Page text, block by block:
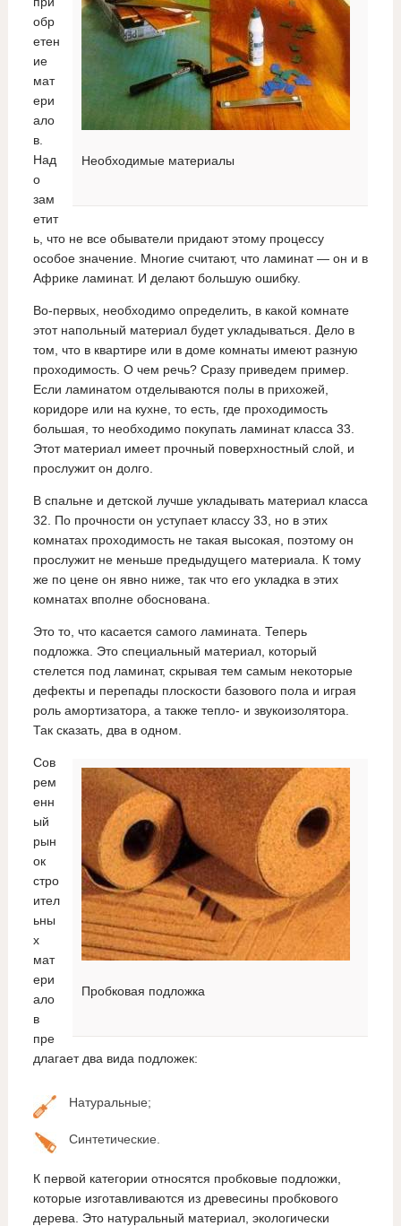
Необходимые материалы
обр
етен
ие
мат
ери
ало
в.
Над
о
зам
етит
ь, что не все обыватели придают этому процессу
особое значение. Многие считают, что ламинат — он и в
Африке ламинат. И делают большую ошибку.
Во-первых, необходимо определить, в какой комнате
этот напольный материал будет укладываться. Дело в
том, что в квартире или в доме комнаты имеют разную
проходимость. О чем речь? Сразу приведем пример.
Если ламинатом отделываются полы в прихожей,
коридоре или на кухне, то есть, где проходимость
большая, то необходимо покупать ламинат класса 33.
Этот материал имеет прочный поверхностный слой, и
прослужит он долго.
В спальне и детской лучше укладывать материал класса
32. По прочности он уступает классу 33, но в этих
комнатах проходимость не такая высокая, поэтому он
прослужит не меньше предыдущего материала. К тому
же по цене он явно ниже, так что его укладка в этих
комнатах вполне обоснована.
Это то, что касается самого ламината. Теперь
подложка. Это специальный материал, который
стелется под ламинат, скрывая тем самым некоторые
дефекты и перепады плоскости базового пола и играя
роль амортизатора, а также тепло- и звукоизолятора.
Так сказать, два в одном.
Пробковая подложка
Сов
рем
енн
ый
рын
ок
стро
ител
ьны
х
мат
ери
ало
в
пре
длагает два вида подложек:
Натуральные;
Синтетические.
К первой категории относятся пробковые подложки,
которые изготавливаются из древесины пробкового
дерева. Это натуральный материал, экологически